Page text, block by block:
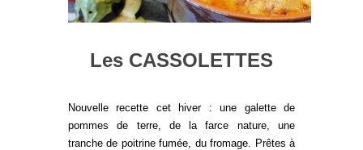
Les CASSOLETTES
Nouvelle recette cet hiver : une galette de
pommes de terre, de la farce nature, une
tranche de poitrine fumée, du fromage. Prêtes à